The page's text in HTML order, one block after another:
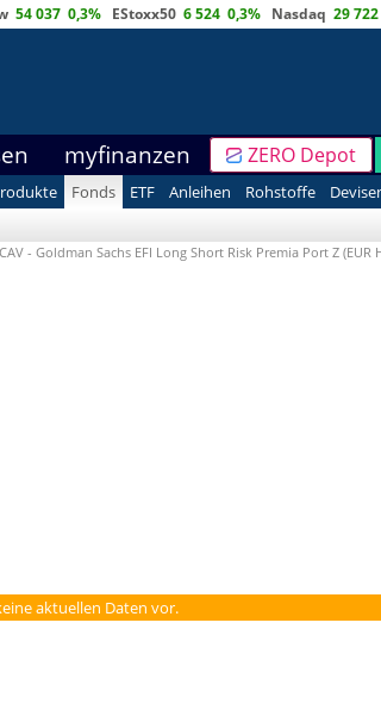
54 037 0,3% EStoxx50 6 524 0,3% Nasdaq 29 722
myfinanzen ZERO Depot
Fonds ETF Anleihen Rohstoffe
- Goldman Sachs EFI Long Short Risk Premia Port Z (EUR
aktuellen Daten vor.